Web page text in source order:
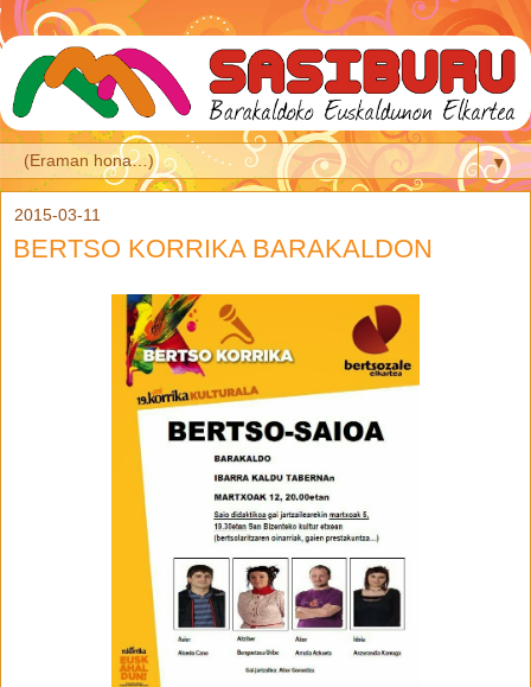
▼
2015-03-11
BERTSO KORRIKA BARAKALDON